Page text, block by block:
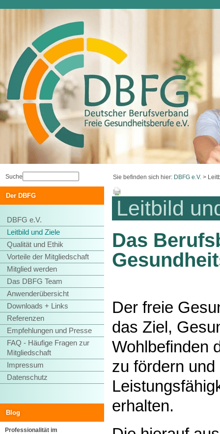
Sie befinden sich hier: DBFG e.V. >
Der DBFG
DBFG e.V.
Leitbild und Ziele
Qualität und Ethik
Vorteile der Mitgliedschaft
Mitglied werden
Das DBFG Team
Anwenderübersicht
Downloads + Links
Referenzen
Empfehlungen und Presse
FAQ - Häufige Fragen zur
Mitgliedschaft
Impressum
Datenschutz
Blog
Professionalität im
Suche
Leitbild
Das
Der freie
das Ziel,
Wohlbefinden
zu fördern und
erhalten.